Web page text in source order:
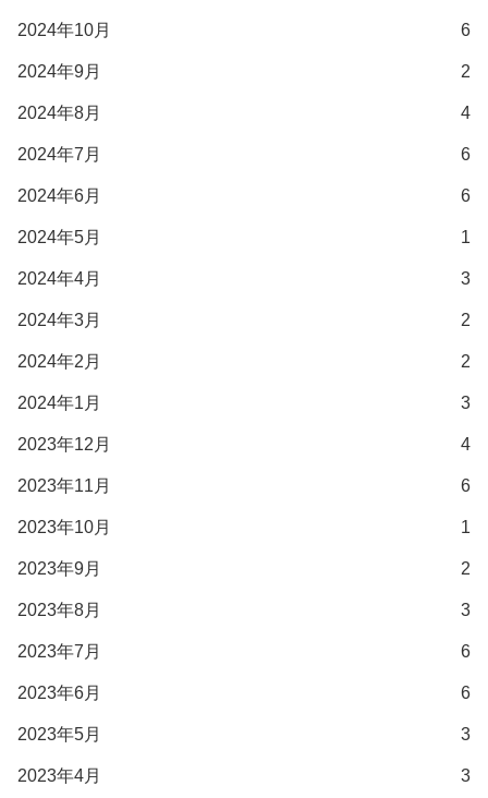
2024年10月 6
2024年9月 2
2024年8月 4
2024年7月 6
2024年6月 6
2024年5月 1
2024年4月 3
2024年3月 2
2024年2月 2
2024年1月 3
2023年12月 4
2023年11月 6
2023年10月 1
2023年9月 2
2023年8月 3
2023年7月 6
2023年6月 6
2023年5月 3
2023年4月 3